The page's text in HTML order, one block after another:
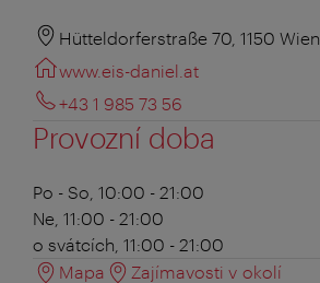
Hütteldorferstraße 70, 1150 Wien
www.eis-daniel.at
+43 1 985 73 56
Provozní doba
Po - So, 10:00 - 21:00
Ne, 11:00 - 21:00
o svátcích, 11:00 - 21:00
Mapa
Zajímavosti v okolí